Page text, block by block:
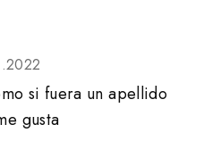
si fuera un apellido
gusta